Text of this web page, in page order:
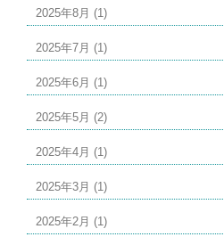
2025年8月 (1)
2025年7月 (1)
2025年6月 (1)
2025年5月 (2)
2025年4月 (1)
2025年3月 (1)
2025年2月 (1)